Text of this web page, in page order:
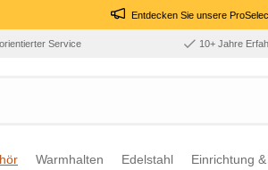
Entdecken Sie unsere
Service 10+ Jahre
Warmhalten Edelstahl Einrichtung